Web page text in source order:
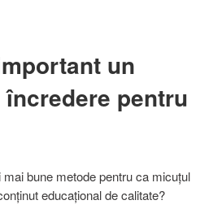
un
pentru
bune metode pentru ca micuțul
educațional de calitate?